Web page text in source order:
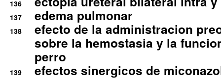
136
137 edema pulmonar
138
efecto de la administracion
sobre la hemostasia y la
perro
139
efectos sinergicos de